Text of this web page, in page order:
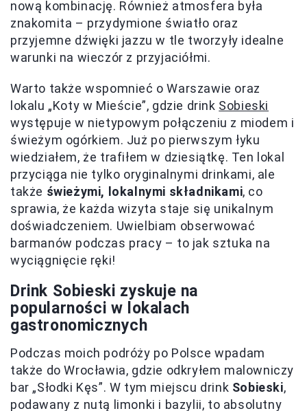
nową kombinację. Również atmosfera była
znakomita – przydymione światło oraz
przyjemne dźwięki jazzu w tle tworzyły idealne
warunki na wieczór z przyjaciółmi.
Warto także wspomnieć o Warszawie oraz
lokalu „Koty w Mieście”, gdzie drink Sobieski
występuje w nietypowym połączeniu z miodem i
świeżym ogórkiem. Już po pierwszym łyku
wiedziałem, że trafiłem w dziesiątkę. Ten lokal
przyciąga nie tylko oryginalnymi drinkami, ale
także świeżymi, lokalnymi składnikami, co
sprawia, że każda wizyta staje się unikalnym
doświadczeniem. Uwielbiam obserwować
barmanów podczas pracy – to jak sztuka na
wyciągnięcie ręki!
Drink Sobieski zyskuje na
popularności w lokalach
gastronomicznych
Podczas moich podróży po Polsce wpadam
także do Wrocławia, gdzie odkryłem malowniczy
bar „Słodki Kęs”. W tym miejscu drink Sobieski,
podawany z nutą limonki i bazylii, to absolutny